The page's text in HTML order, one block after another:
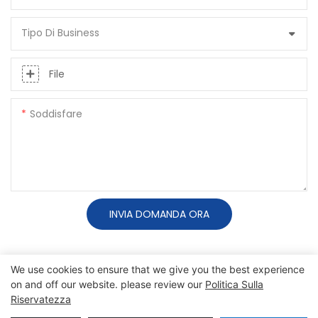
Tipo Di Business
File
Soddisfare
INVIA DOMANDA ORA
Copyright © 2026 SINO |
We use cookies to ensure that we give you the best experience
on and off our website. please review our Politica Sulla
Riservatezza